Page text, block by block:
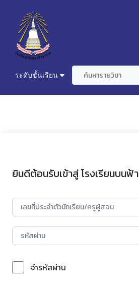
ระดับชั้นเรียน
ยินดีต้อนรับเข้าสู่ โรงเรียนบนฟ้า
จำรหัสผ่าน